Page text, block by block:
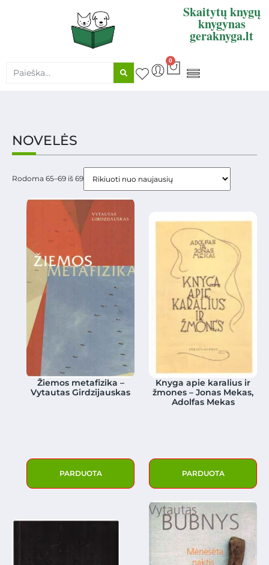
Skaitytų knygų
knygynas
geraknyga.lt
0
NOVELĖS
Rodoma 65–69 iš 69
Žiemos metafizika –
Vytautas Girdzijauskas
PARDUOTA
Knyga apie karalius ir
žmones – Jonas Mekas,
Adolfas Mekas
PARDUOTA